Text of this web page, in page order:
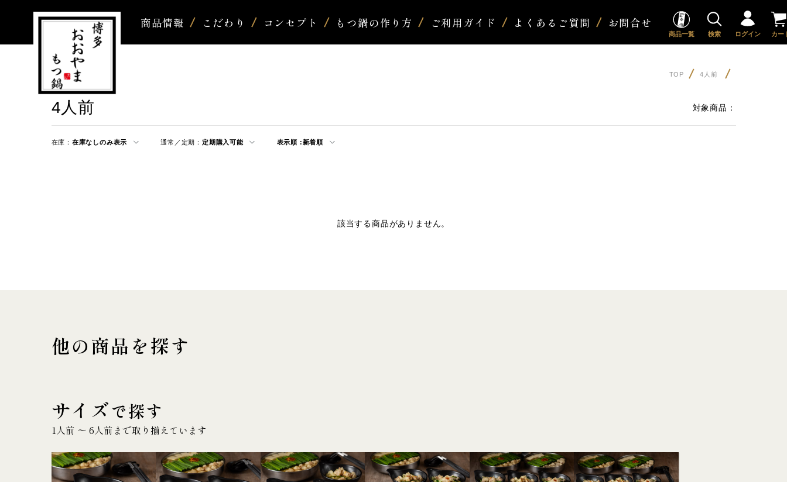
商品情報 こだわり コンセプト もつ鍋の作り方 ご利用ガイド よくあるご質問 お問合せ
商品一覧 検索 ログイン カー
TOP 4人前
4人前 対象商品：
在庫： 在庫なしのみ表示 通常／定期： 定期購入可能 表示順 :新着順
該当する商品がありません。
他の商品を探す
サイズで探す
1人前 〜 6人前まで取り揃えています